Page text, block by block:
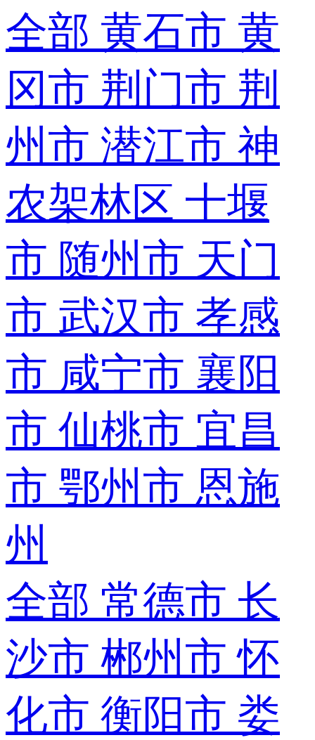
全部 黄石市 黄
冈市 荆门市 荆
州市 潜江市 神
农架林区 十堰
市 随州市 天门
市 武汉市 孝感
市 咸宁市 襄阳
市 仙桃市 宜昌
市 鄂州市 恩施
州
全部 常德市 长
沙市 郴州市 怀
化市 衡阳市 娄